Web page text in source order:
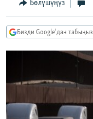
БҮГҮН АЗАТТЫКТА
ЭЖЕ-СИҢДИЛЕР
ЫҢГАЙСЫЗ СУРООЛОР
ПОДКАСТ
Русский
Бөлүшүңүз
Бизди Google'дан табыңыз